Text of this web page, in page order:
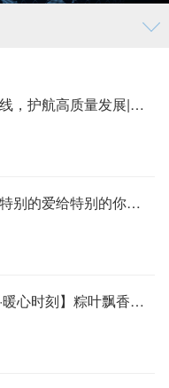
筑牢安全防线，护航高质量发展|湖州太平微特电机有限公司2026年度职工安全生产培训
微光如炬，特别的爱给特别的你们|太平微特电机三八“女神节”暖心时刻
【太平微特·暖心时刻】粽叶飘香传文化，工会关爱暖人心|端午节包粽子巧手大赛